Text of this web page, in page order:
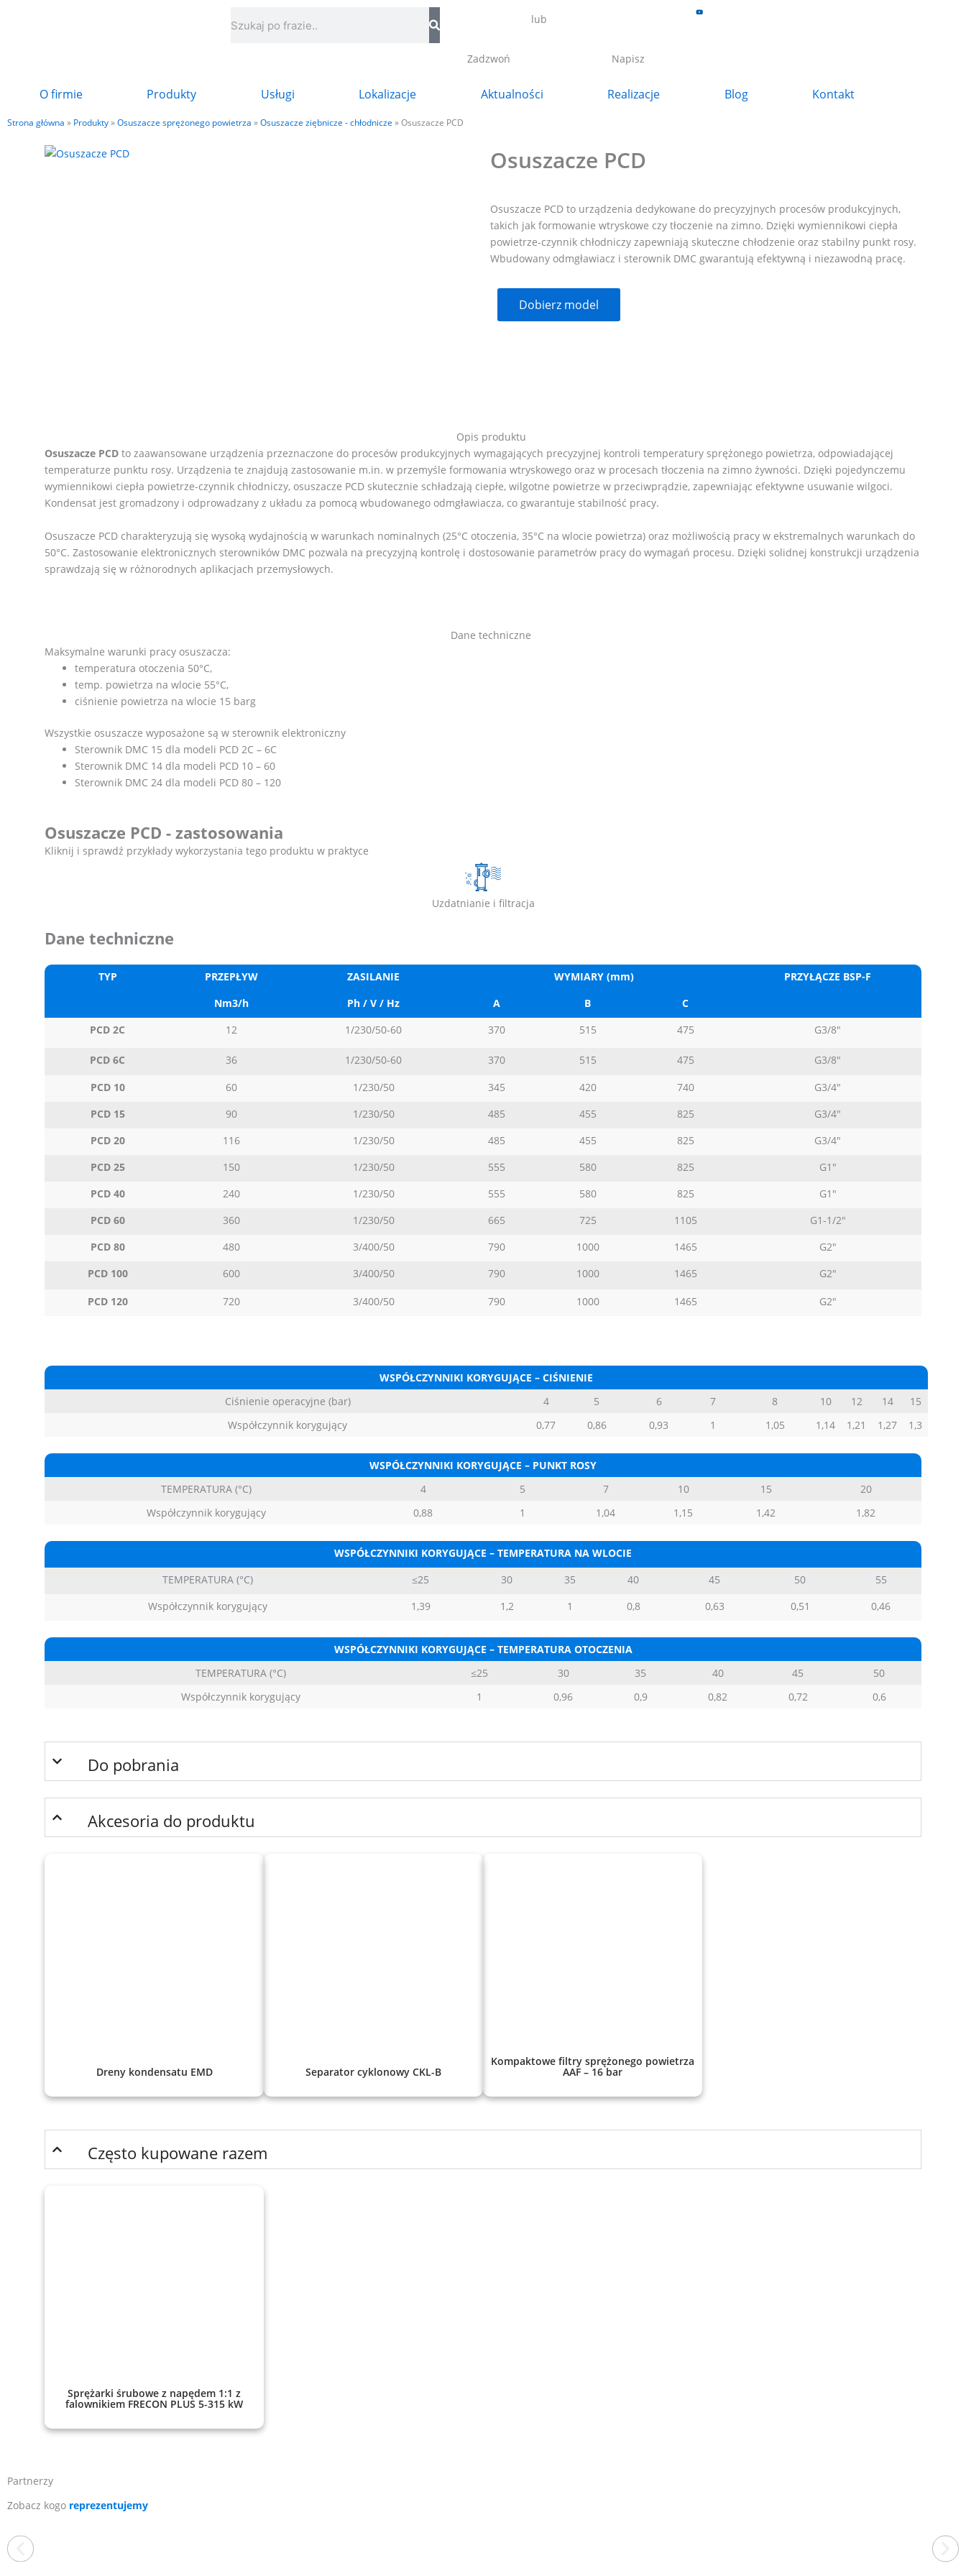
Zadzwoń
lub
Napisz
O firmie Produkty Usługi Lokalizacje Aktualności Realizacje Blog Kontakt
Strona główna » Produkty»Osuszacze sprężonego powietrza »Osuszacze ziębnicze - chłodnicze »Osuszacze PCD
Osuszacze PCD
Osuszacze PCD to urządzenia dedykowane do precyzyjnych procesów produkcyjnych,
takich jak formowanie wtryskowe czy tłoczenie na zimno. Dzięki wymiennikowi ciepła
powietrze-czynnik chłodniczy zapewniają skuteczne chłodzenie oraz stabilny punkt rosy.
Wbudowany odmgławiacz i sterownik DMC gwarantują efektywną i niezawodną pracę.
Dobierz model
Opis produktu
Osuszacze PCD to zaawansowane urządzenia przeznaczone do procesów produkcyjnych wymagających precyzyjnej kontroli temperatury sprężonego powietrza, odpowiadającej
temperaturze punktu rosy. Urządzenia te znajdują zastosowanie m.in. w przemyśle formowania wtryskowego oraz w procesach tłoczenia na zimno żywności. Dzięki pojedynczemu
wymiennikowi ciepła powietrze-czynnik chłodniczy, osuszacze PCD skutecznie schładzają ciepłe, wilgotne powietrze w przeciwprądzie, zapewniając efektywne usuwanie wilgoci.
Kondensat jest gromadzony i odprowadzany z układu za pomocą wbudowanego odmgławiacza, co gwarantuje stabilność pracy.
Osuszacze PCD charakteryzują się wysoką wydajnością w warunkach nominalnych (25°C otoczenia, 35°C na wlocie powietrza) oraz możliwością pracy w ekstremalnych warunkach do
50°C. Zastosowanie elektronicznych sterowników DMC pozwala na precyzyjną kontrolę i dostosowanie parametrów pracy do wymagań procesu. Dzięki solidnej konstrukcji urządzenia
sprawdzają się w różnorodnych aplikacjach przemysłowych.
Dane techniczne
Maksymalne warunki pracy osuszacza:
temperatura otoczenia 50°C,
temp. powietrza na wlocie 55°C,
ciśnienie powietrza na wlocie 15 barg
Wszystkie osuszacze wyposażone są w sterownik elektroniczny
Sterownik DMC 15 dla modeli PCD 2C – 6C
Sterownik DMC 14 dla modeli PCD 10 – 60
Sterownik DMC 24 dla modeli PCD 80 – 120
Osuszacze PCD - zastosowania
Kliknij i sprawdź przykłady wykorzystania tego produktu w praktyce
Uzdatnianie i filtracja
Dane techniczne
TYP PRZEPŁYW ZASILANIE WYMIARY (mm)
PRZYŁĄCZE BSP-F
Nm3/h
Ph / V / Hz A B
C
PCD 2C
12 1/230/50-60 370 515 475 G3/8″
PCD 6C 36 1/230/50-60 370 515 475
G3/8″
PCD 10
60 1/230/50 345 420 740
G3/4″
PCD 15
90 1/230/50 485 455 825
G3/4″
PCD 20
116 1/230/50 485 455 825
G3/4″
PCD 25
150 1/230/50 555 580 825
G1″
PCD 40
240 1/230/50 555 580 825
G1″
PCD 60
360 1/230/50 665 725 1105
G1-1/2″
PCD 80
480 3/400/50 790 1000 1465
G2″
PCD 100
600 3/400/50 790 1000 1465 G2″
PCD 120 720 3/400/50 790 1000 1465 G2″
WSPÓŁCZYNNIKI KORYGUJĄCE – CIŚNIENIE
Ciśnienie operacyjne (bar)
4 5 6 7 8 10 12 14
15
Współczynnik korygujący
0,77 0,86 0,93 1 1,05 1,14 1,21 1,27 1,3
WSPÓŁCZYNNIKI KORYGUJĄCE – PUNKT ROSY
TEMPERATURA (°C)
4 5 7 10 15
20
Współczynnik korygujący
0,88 1 1,04 1,15 1,42 1,82
WSPÓŁCZYNNIKI KORYGUJĄCE – TEMPERATURA NA WLOCIE
TEMPERATURA (°C)
≤25 30 35 40 45 50
55
Współczynnik korygujący
1,39 1,2 1 0,8 0,63 0,51 0,46
WSPÓŁCZYNNIKI KORYGUJĄCE – TEMPERATURA OTOCZENIA
TEMPERATURA (°C)
≤25 30 35 40 45
50
Współczynnik korygujący
1 0,96 0,9 0,82 0,72 0,6
Do pobrania
Akcesoria do produktu
Dreny kondensatu EMD Separator cyklonowy CKL-B
Kompaktowe filtry sprężonego powietrza
AAF – 16 bar
Często kupowane razem
Sprężarki śrubowe z napędem 1:1 z
falownikiem FRECON PLUS 5-315 kW
Partnerzy
Zobacz kogo reprezentujemy